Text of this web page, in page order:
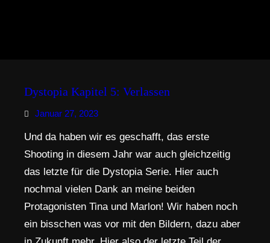
Dystopia Kapitel 5: Verlassen
Januar 27, 2023
Und da haben wir es geschafft, das erste
Shooting in diesem Jahr war auch gleichzeitig
das letzte für die Dystopia Serie. Hier auch
nochmal vielen Dank an meine beiden
Protagonisten Tina und Marlon! Wir haben noch
ein bisschen was vor mit den Bildern, dazu aber